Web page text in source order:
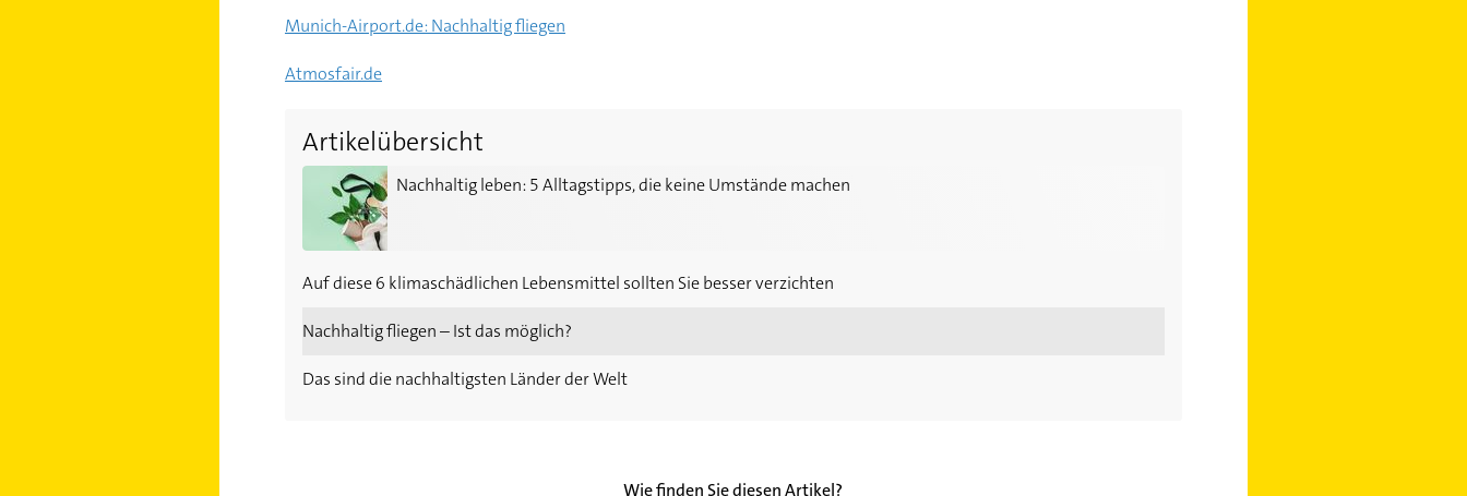
Munich-Airport.de: Nachhaltig fliegen
Atmosfair.de
Artikelübersicht
Nachhaltig leben: 5 Alltagstipps, die keine Umstände machen
Nachhaltig leben: 5 Alltagstipps, die keine Umstände machen
Auf diese 6 klimaschädlichen Lebensmittel sollten Sie besser verzichten
Nachhaltig fliegen – Ist das möglich?
Das sind die nachhaltigsten Länder der Welt
Wie finden Sie diesen Artikel?